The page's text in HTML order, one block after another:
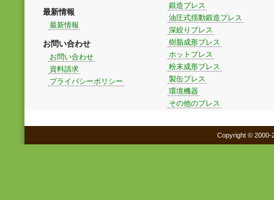
最新情報
最新情報
お問い合わせ
お問い合わせ
資料請求
プライバシーポリシー
鍛造プレス
油圧式揺動鍛造プレス
深絞りプレス
樹脂成形プレス
ホットプレス
粉末成形プレス
製缶プレス
環境機器
その他のプレス
Copyright © 2000-